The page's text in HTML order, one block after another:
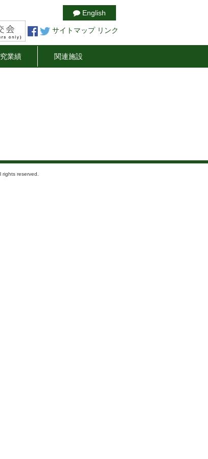
English
サイトマップ リンク
業績 関連施設
reserved.